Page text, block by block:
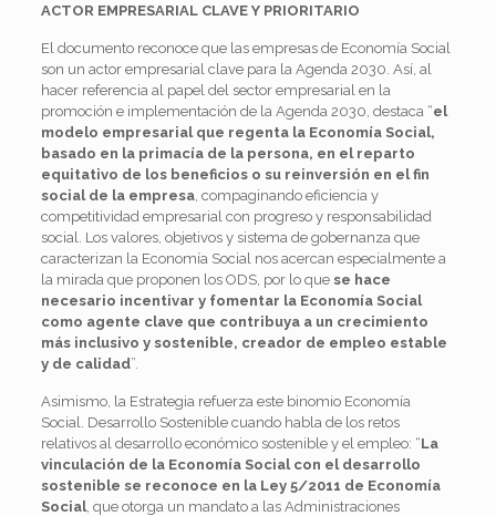
ACTOR EMPRESARIAL CLAVE Y PRIORITARIO
El documento reconoce que las empresas de Economía Social
son un actor empresarial clave para la Agenda 2030. Así, al
hacer referencia al papel del sector empresarial en la
promoción e implementación de la Agenda 2030, destaca “el
modelo empresarial que regenta la Economía Social,
basado en la primacía de la persona, en el reparto
equitativo de los beneficios o su reinversión en el fin
social de la empresa, compaginando eficiencia y
competitividad empresarial con progreso y responsabilidad
social. Los valores, objetivos y sistema de gobernanza que
caracterizan la Economía Social nos acercan especialmente a
la mirada que proponen los ODS, por lo que se hace
necesario incentivar y fomentar la Economía Social
como agente clave que contribuya a un crecimiento
más inclusivo y sostenible, creador de empleo estable
y de calidad”.
Asimismo, la Estrategia refuerza este binomio Economía
Social. Desarrollo Sostenible cuando habla de los retos
relativos al desarrollo económico sostenible y el empleo: “La
vinculación de la Economía Social con el desarrollo
sostenible se reconoce en la Ley 5/2011 de Economía
Social, que otorga un mandato a las Administraciones